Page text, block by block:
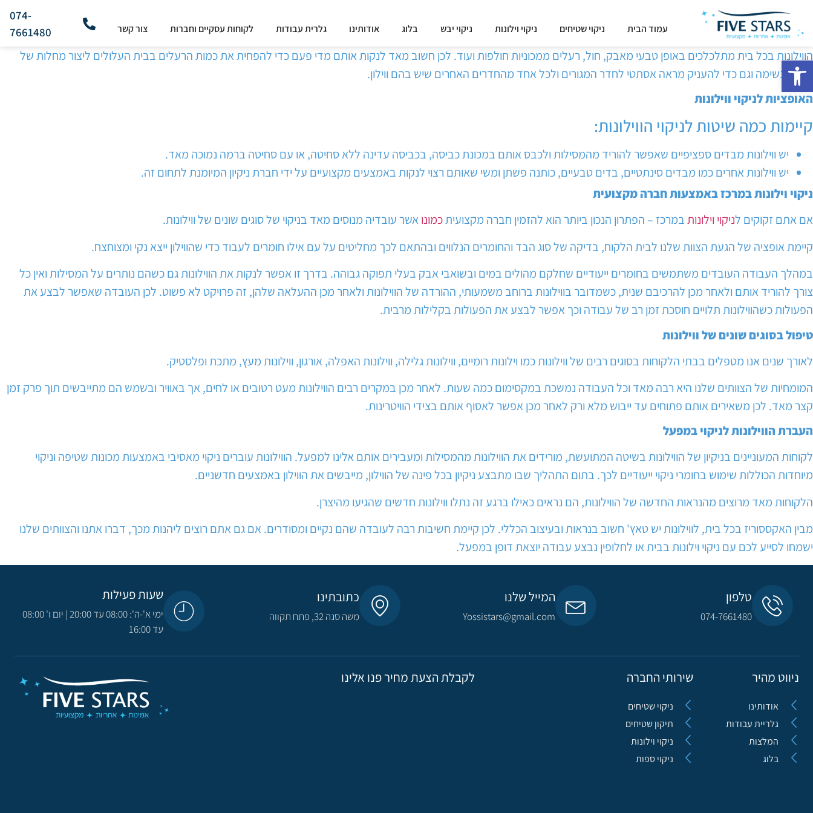
עמוד הבית ניקוי שטיחים ניקוי וילונות ניקוי יבש בלוג אודותינו גלרית עבודות לקוחות עסקיים וחברות צור קשר
074-
7661480
הווילונות בכל בית מתלכלכים באופן טבעי מאבק, חול, רעלים ממכוניות חולפות ועוד. לכן חשוב מאד לנקות אותם מדי פעם כדי להפחית את כמות הרעלים בבית העלולים ליצור מחלות של
דרכי הנשימה וגם כדי להעניק מראה אסתטי לחדר המגורים ולכל אחד מהחדרים האחרים שיש בהם ווילון.
האופציות לניקוי ווילונות
קיימות כמה שיטות לניקוי הווילונות:
יש ווילונות מבדים ספציפיים שאפשר להוריד מהמסילות ולכבס אותם במכונת כביסה, בכביסה עדינה ללא סחיטה, או עם סחיטה ברמה נמוכה מאד.
יש ווילונות אחרים כמו מבדים סינתטיים, בדים טבעיים, כותנה פשתן ומשי שאותם רצוי לנקות באמצעים מקצועיים על ידי חברת ניקיון המיומנת לתחום זה.
ניקוי וילונות במרכז באמצעות חברה מקצועית
אם אתם זקוקים לניקוי וילונותבמרכז – הפתרון הנכון ביותר הוא להזמין חברה מקצועיתכמונואשר עובדיה מנוסים מאד בניקוי של סוגים שונים של ווילונות.
קיימת אופציה של הגעת הצוות שלנו לבית הלקוח, בדיקה של סוג הבד והחומרים הנלווים ובהתאם לכך מחליטים על עם אילו חומרים לעבוד כדי שהווילון ייצא נקי ומצוחצח.
במהלך העבודה העובדים משתמשים בחומרים ייעודיים שחלקם מהולים במים ובשואבי אבק בעלי תפוקה גבוהה. בדרך זו אפשר לנקות את הווילונות גם כשהם נותרים על המסילות ואין כל
צורך להוריד אותם ולאחר מכן להרכיבם שנית, כשמדובר בווילונות ברוחב משמעותי, ההורדה של הווילונות ולאחר מכן ההעלאה שלהן, זה פרויקט לא פשוט. לכן העובדה שאפשר לבצע את
הפעולות כשהווילונות תלויים חוסכת זמן רב של עבודה וכך אפשר לבצע את הפעולות בקלילות מרבית.
טיפול בסוגים שונים של ווילונות
לאורך שנים אנו מטפלים בבתי הלקוחות בסוגים רבים של ווילונות כמו וילונות רומיים, ווילונות גלילה, ווילונות האפלה, אורגון, ווילונות מעץ, מתכת ופלסטיק.
המומחיות של הצוותים שלנו היא רבה מאד וכל העבודה נמשכת במקסימום כמה שעות. לאחר מכן במקרים רבים הווילונות מעט רטובים או לחים, אך באוויר ובשמש הם מתייבשים תוך פרק זמן
קצר מאד. לכן משאירים אותם פתוחים עד ייבוש מלא ורק לאחר מכן אפשר לאסוף אותם בצידי הוויטרינות.
העברת הווילונות לניקוי במפעל
לקוחות המעוניינים בניקיון של הווילונות בשיטה המתועשת, מורידים את הווילונות מהמסילות ומעבירים אותם אלינו למפעל. הווילונות עוברים ניקוי מאסיבי באמצעות מכונות שטיפה וניקוי
מיוחדות הכוללות שימוש בחומרי ניקוי ייעודיים לכך. בתום התהליך שבו מתבצע ניקיון בכל פינה של הווילון, מייבשים את הווילון באמצעים חדשניים.
הלקוחות מאד מרוצים מהנראות החדשה של הווילונות, הם נראים כאילו ברגע זה נתלו ווילונות חדשים שהגיעו מהיצרן.
מבין האקססוריז בכל בית, לווילונות יש טאץ' חשוב בנראות ובעיצוב הכללי. לכן קיימת חשיבות רבה לעובדה שהם נקיים ומסודרים. אם גם אתם רוצים ליהנות מכך, דברו אתנו והצוותים שלנו
ישמחו לסייע לכם עם ניקוי וילונות בבית או לחלופין נבצע עבודה יוצאת דופן במפעל.
טלפון
074-7661480
המייל שלנו
Yossistars@gmail.com​
כתובתינו
משה סנה 32, פתח תקווה​
שעות פעילות
ימי א'-ה': 08:00 עד 20:00 | יום ו' 08:00
עד 16:00
ניווט מהיר
אודותינו
גלריית עבודות
המלצות
בלוג
שירותי החברה
ניקוי שטיחים
תיקון שטיחים
ניקוי וילונות
ניקוי ספות
לקבלת הצעת מחיר פנו אלינו
פתח סרגל נגישות